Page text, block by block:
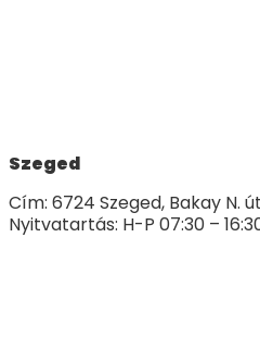
Szeged
Cím: 6724 Szeged, Bakay N.
Nyitvatartás: H-P 07:30 –